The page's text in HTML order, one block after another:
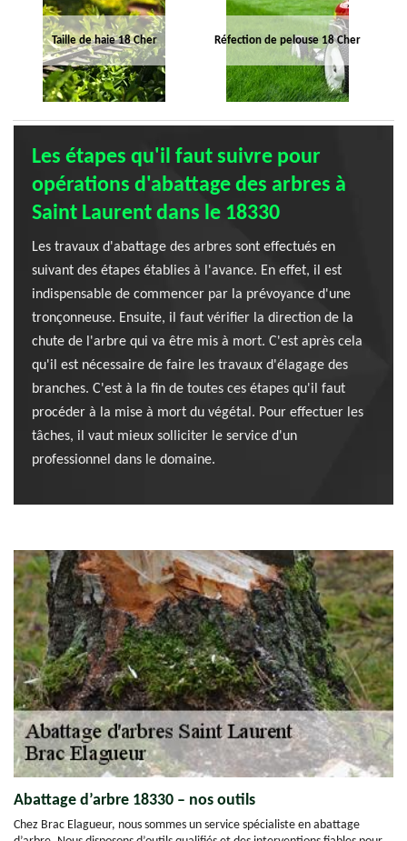
Taille de haie 18 Cher Réfection de pelouse 18 Cher
Les étapes qu'il faut suivre pour
opérations d'abattage des arbres à
Saint Laurent dans le 18330
Les travaux d'abattage des arbres sont effectués en
suivant des étapes établies à l'avance. En effet, il est
indispensable de commencer par la prévoyance d'une
tronçonneuse. Ensuite, il faut vérifier la direction de la
chute de l'arbre qui va être mis à mort. C'est après cela
qu'il est nécessaire de faire les travaux d'élagage des
branches. C'est à la fin de toutes ces étapes qu'il faut
procéder à la mise à mort du végétal. Pour effectuer les
tâches, il vaut mieux solliciter le service d'un
professionnel dans le domaine.
Abattage d’arbre 18330 – nos outils
Chez Brac Elagueur, nous sommes un service spécialiste en abattage